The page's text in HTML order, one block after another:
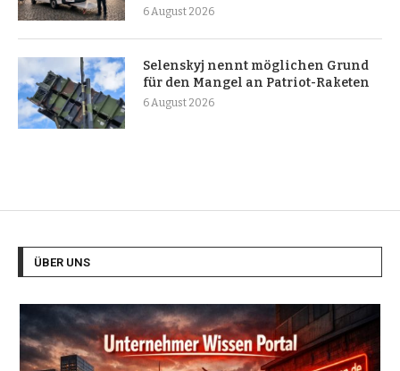
6 August 2026
Selenskyj nennt möglichen Grund
für den Mangel an Patriot-Raketen
6 August 2026
ÜBER UNS